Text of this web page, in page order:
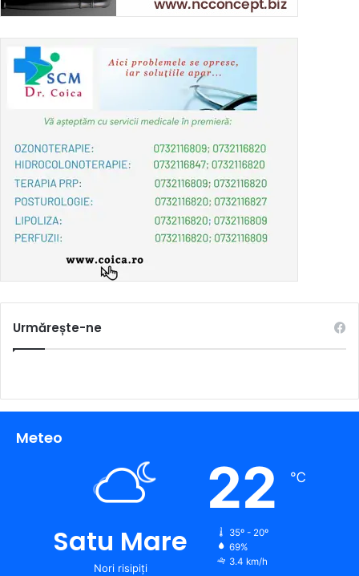
Urmărește-ne
Meteo
Satu Mare
Nori risipiți
22 ℃
35º - 20º
69%
3.4 km/h